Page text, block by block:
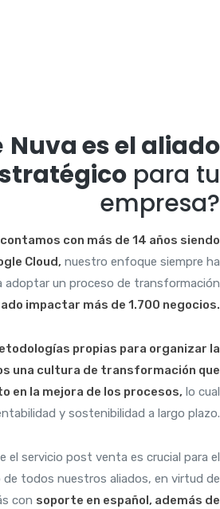
Nuva es el aliado
para tu
empresa?
con más de 14 años siendo
Cloud, nuestro enfoque siempre ha
adoptar un proceso de transformación
impactar más de 1.700 negocios.
propias para organizar la
una cultura de transformación que
en la mejora de los procesos, lo cual
y sostenibilidad a largo plazo.
el servicio post venta es crucial para el
todos nuestros aliados, en virtud de
con soporte en español, además de